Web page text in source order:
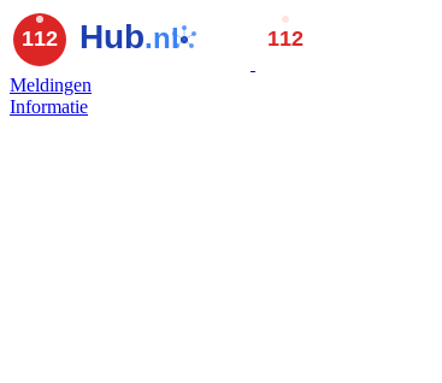
Meldingen
Informatie